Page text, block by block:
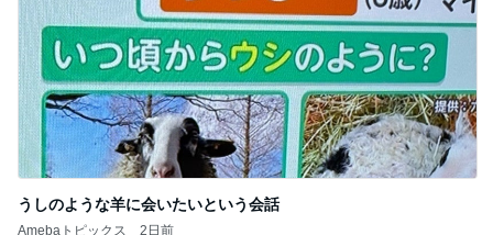
うしのような羊に会いたいという会話
Amebaトピックス 2日前